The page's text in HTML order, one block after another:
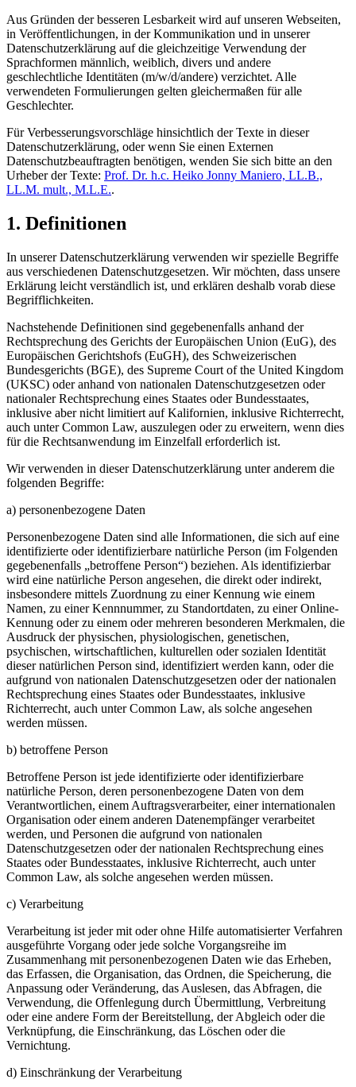
Aus Gründen der besseren Lesbarkeit wird auf unseren Webseiten,
in Veröffentlichungen, in der Kommunikation und in unserer
Datenschutzerklärung auf die gleichzeitige Verwendung der
Sprachformen männlich, weiblich, divers und andere
geschlechtliche Identitäten (m/w/d/andere) verzichtet. Alle
verwendeten Formulierungen gelten gleichermaßen für alle
Geschlechter.
Für Verbesserungsvorschläge hinsichtlich der Texte in dieser
Datenschutzerklärung, oder wenn Sie einen Externen
Datenschutzbeauftragten benötigen, wenden Sie sich bitte an den
Urheber der Texte: Prof. Dr. h.c. Heiko Jonny Maniero, LL.B.,
LL.M. mult., M.L.E..
1. Definitionen
In unserer Datenschutzerklärung verwenden wir spezielle Begriffe
aus verschiedenen Datenschutzgesetzen. Wir möchten, dass unsere
Erklärung leicht verständlich ist, und erklären deshalb vorab diese
Begrifflichkeiten.
Nachstehende Definitionen sind gegebenenfalls anhand der
Rechtsprechung des Gerichts der Europäischen Union (EuG), des
Europäischen Gerichtshofs (EuGH), des Schweizerischen
Bundesgerichts (BGE), des Supreme Court of the United Kingdom
(UKSC) oder anhand von nationalen Datenschutzgesetzen oder
nationaler Rechtsprechung eines Staates oder Bundesstaates,
inklusive aber nicht limitiert auf Kalifornien, inklusive Richterrecht,
auch unter Common Law, auszulegen oder zu erweitern, wenn dies
für die Rechtsanwendung im Einzelfall erforderlich ist.
Wir verwenden in dieser Datenschutzerklärung unter anderem die
folgenden Begriffe:
a) personenbezogene Daten
Personenbezogene Daten sind alle Informationen, die sich auf eine
identifizierte oder identifizierbare natürliche Person (im Folgenden
gegebenenfalls „betroffene Person“) beziehen. Als identifizierbar
wird eine natürliche Person angesehen, die direkt oder indirekt,
insbesondere mittels Zuordnung zu einer Kennung wie einem
Namen, zu einer Kennnummer, zu Standortdaten, zu einer Online-
Kennung oder zu einem oder mehreren besonderen Merkmalen, die
Ausdruck der physischen, physiologischen, genetischen,
psychischen, wirtschaftlichen, kulturellen oder sozialen Identität
dieser natürlichen Person sind, identifiziert werden kann, oder die
aufgrund von nationalen Datenschutzgesetzen oder der nationalen
Rechtsprechung eines Staates oder Bundesstaates, inklusive
Richterrecht, auch unter Common Law, als solche angesehen
werden müssen.
b) betroffene Person
Betroffene Person ist jede identifizierte oder identifizierbare
natürliche Person, deren personenbezogene Daten von dem
Verantwortlichen, einem Auftragsverarbeiter, einer internationalen
Organisation oder einem anderen Datenempfänger verarbeitet
werden, und Personen die aufgrund von nationalen
Datenschutzgesetzen oder der nationalen Rechtsprechung eines
Staates oder Bundesstaates, inklusive Richterrecht, auch unter
Common Law, als solche angesehen werden müssen.
c) Verarbeitung
Verarbeitung ist jeder mit oder ohne Hilfe automatisierter Verfahren
ausgeführte Vorgang oder jede solche Vorgangsreihe im
Zusammenhang mit personenbezogenen Daten wie das Erheben,
das Erfassen, die Organisation, das Ordnen, die Speicherung, die
Anpassung oder Veränderung, das Auslesen, das Abfragen, die
Verwendung, die Offenlegung durch Übermittlung, Verbreitung
oder eine andere Form der Bereitstellung, der Abgleich oder die
Verknüpfung, die Einschränkung, das Löschen oder die
Vernichtung.
d) Einschränkung der Verarbeitung